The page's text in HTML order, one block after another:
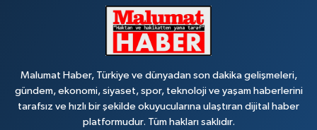
Malumat Haber, Türkiye ve dünyadan son dakika gelişmeleri,
gündem, ekonomi, siyaset, spor, teknoloji ve yaşam haberlerini
tarafsız ve hızlı bir şekilde okuyucularına ulaştıran dijital haber
platformudur. Tüm hakları saklıdır.